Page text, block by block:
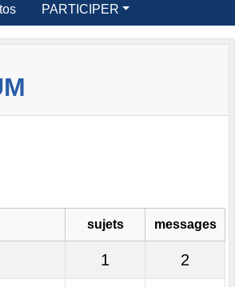
PARTICIPER
sujets messages
1 2